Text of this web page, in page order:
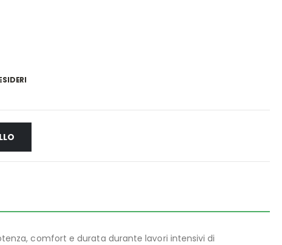
comfort e durata durante lavori intensivi di